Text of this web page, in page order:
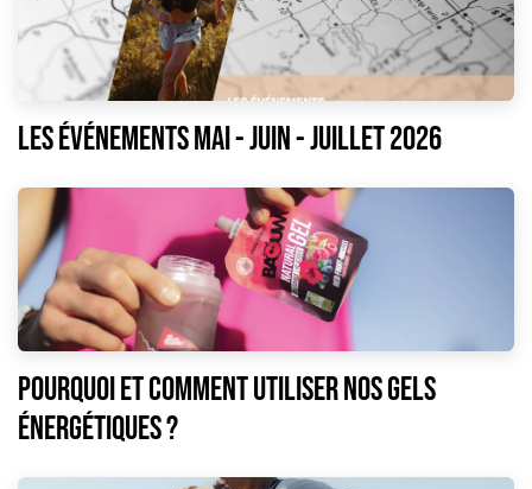
LES ÉVÉNEMENTS Mai - juin - JUILLET 2026
POURQUOI ET COMMENT UTILISER NOS GELS
ÉNERGÉTIQUES ?